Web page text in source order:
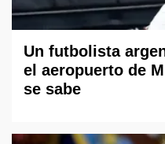
Un futbolista
el aeropuerto de
se sabe